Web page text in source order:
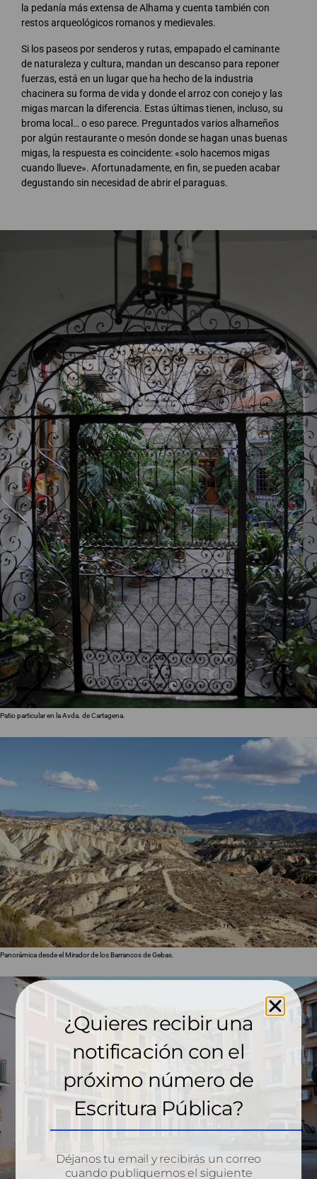
la pedanía más extensa de Alhama y cuenta también con
restos arqueológicos romanos y medievales.
Si los paseos por senderos y rutas, empapado el caminante
de naturaleza y cultura, mandan un descanso para reponer
fuerzas, está en un lugar que ha hecho de la industria
chacinera su forma de vida y donde el arroz con conejo y las
migas marcan la diferencia. Estas últimas tienen, incluso, su
broma local… o eso parece. Preguntados varios alhameños
por algún restaurante o mesón donde se hagan unas buenas
migas, la respuesta es coincidente: «solo hacemos migas
cuando llueve». Afortunadamente, en fin, se pueden acabar
degustando sin necesidad de abrir el paraguas.
Patio particular en la Avda. de Cartagena.
Panorámica desde el Mirador de los Barrancos de Gebas.
¿Quieres recibir una
notificación con el
próximo número de
Escritura Pública?
Déjanos tu email y recibirás un correo
cuando publiquemos el siguiente